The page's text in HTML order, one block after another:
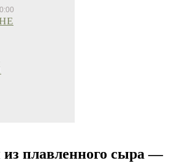
плавленного сыра —